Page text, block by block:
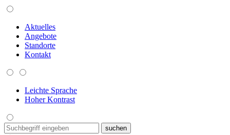
Aktuelles
Angebote
Standorte
Kontakt
Leichte Sprache
Hoher Kontrast